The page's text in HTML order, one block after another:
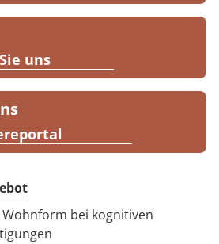
uns
bei kognitiven